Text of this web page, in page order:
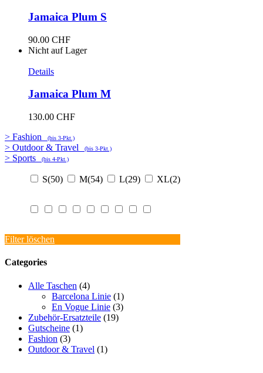
Jamaica Plum S
90.00 CHF
Nicht auf Lager
Details
Jamaica Plum M
130.00 CHF
> Fashion (bis 3-Pkt.)
> Outdoor & Travel (bis 3-Pkt.)
> Sports (bis 4-Pkt.)
S(50) M(54) L(29) XL(2)
Filter löschen
Categories
Alle Taschen (4)
Barcelona Linie (1)
En Vogue Linie (3)
Zubehör-Ersatzteile (19)
Gutscheine (1)
Fashion (3)
Outdoor & Travel (1)